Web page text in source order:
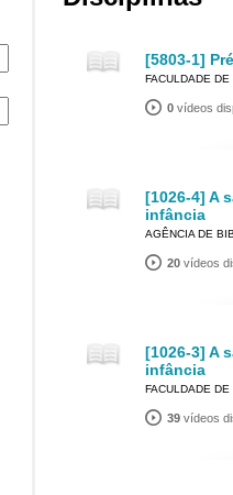
[5803-1]
FACULDADE
0 vídeos
[1026-4] A
infância
AGÊNCIA DE
20 vídeos
[1026-3] A
infância
FACULDADE
39 vídeos